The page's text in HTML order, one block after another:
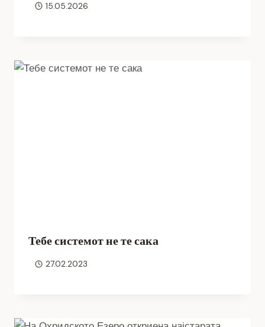
15.05.2026
Тебе системот не те сака
27.02.2023